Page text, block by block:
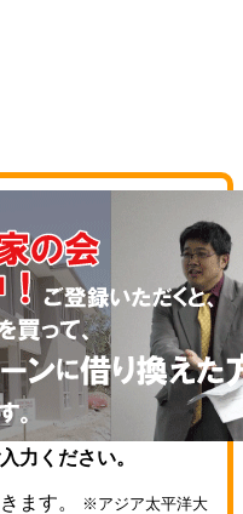
力ください。
ます。
※アジア太平洋大